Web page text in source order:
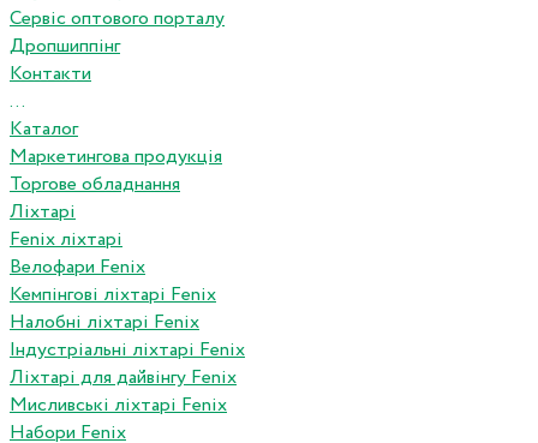
Сервіс оптового порталу
Дропшиппінг
Контакти
...
Каталог
Маркетингова продукція
Торгове обладнання
Ліхтарі
Fenix ліхтарі
Велофари Fenix
Кемпінгові ліхтарі Fenix
Налобні ліхтарі Fenix
Індустріальні ліхтарі Fenix
Ліхтарі для дайвінгу Fenix
Мисливські ліхтарі Fenix
Набори Fenix